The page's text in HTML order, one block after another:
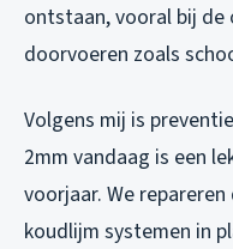
ontstaan, vooral bij de
doorvoeren zoals
Volgens mij is
2mm vandaag is een
voorjaar. We
koudlijm systemen in